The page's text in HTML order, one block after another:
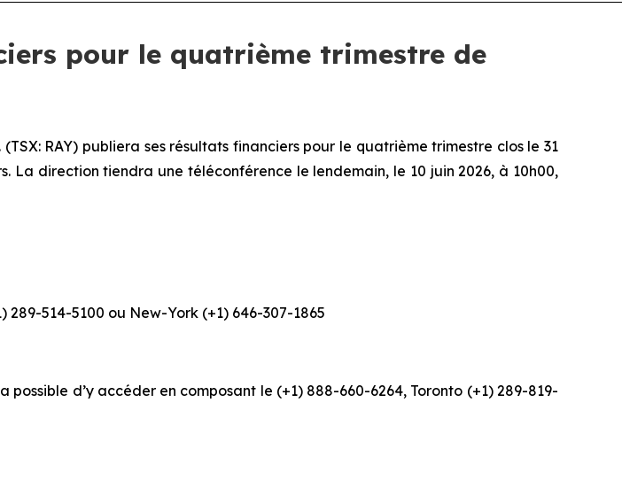
pour le quatrième trimestre de
RAY) publiera ses résultats financiers pour le quatrième trimestre clos le 31
La direction tiendra une téléconférence le lendemain, le 10 juin 2026, à 10h00,
289-514-5100 ou New-York (+1) 646-307-1865
d’y accéder en composant le (+1) 888-660-6264, Toronto (+1) 289-819-